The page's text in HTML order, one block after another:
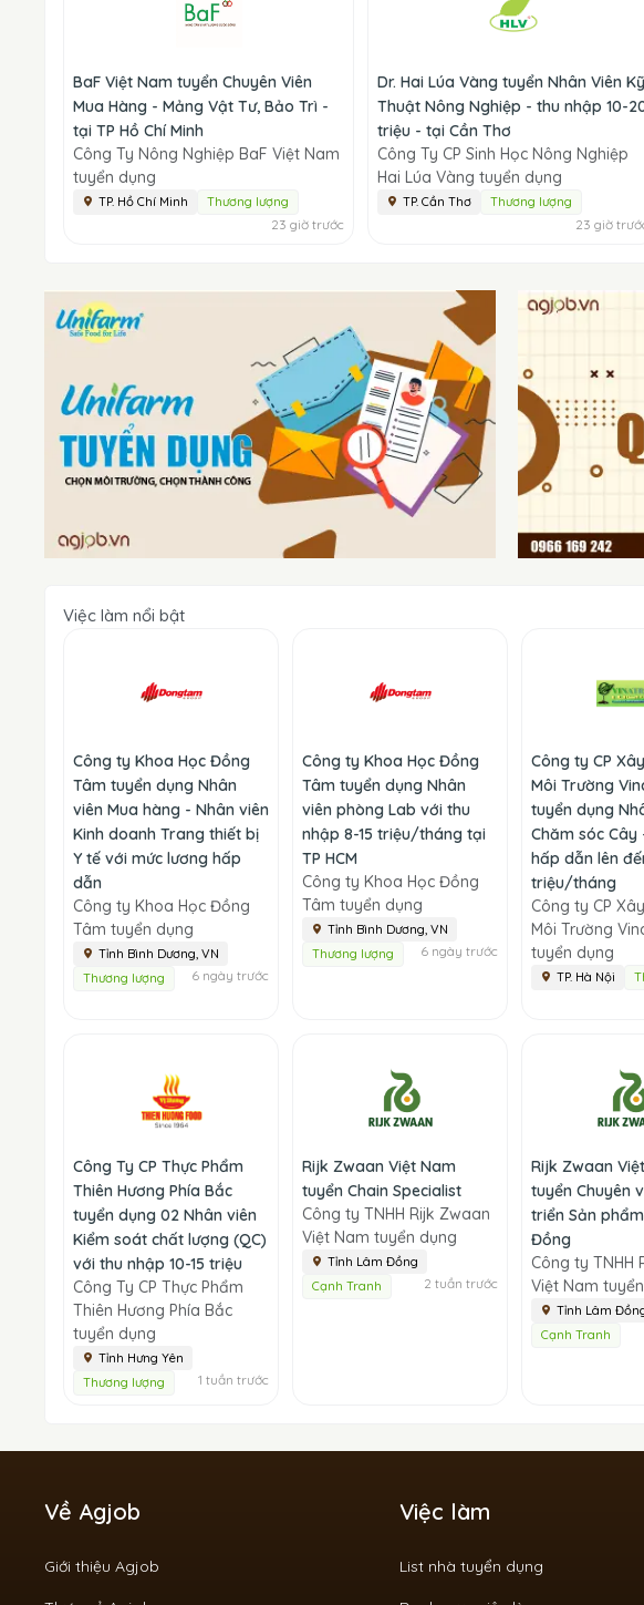
BaF Việt Nam tuyển Chuyên Viên
Mua Hàng - Mảng Vật Tư, Bảo Trì -
tại TP Hồ Chí Minh
Công Ty Nông Nghiệp BaF Việt Nam
tuyển dụng
TP. Hồ Chí Minh Thương lượng
23 giờ trước
Dr. Hai Lúa Vàng tuyển Nhân Viên Kỹ
Thuật Nông Nghiệp - thu nhập 10-
triệu - tại Cần Thơ
Công Ty CP Sinh Học Nông Nghiệp
Hai Lúa Vàng tuyển dụng
TP. Cần Thơ Thương lượng
23 giờ
Việc làm nổi bật
Công ty Khoa Học Đồng
Tâm tuyển dụng Nhân
viên Mua hàng - Nhân viên
Kinh doanh Trang thiết bị
Y tế với mức lương hấp
dẫn
Công ty Khoa Học Đồng
Tâm tuyển dụng
Tỉnh Bình Dương, VN
Thương lượng
6 ngày trước
Công ty Khoa Học Đồng
Tâm tuyển dụng Nhân
viên phòng Lab với thu
nhập 8-15 triệu/tháng tại
TP HCM
Công ty Khoa Học Đồng
Tâm tuyển dụng
Tỉnh Bình Dương, VN
Thương lượng
6 ngày trước
Công ty CP
Môi Trường
tuyển dụng
Chăm sóc Cây
hấp dẫn lên
triệu/tháng
Công ty CP
Môi Trường
tuyển dụng
TP. Hà Nội
Công Ty CP Thực Phẩm
Thiên Hương Phía Bắc
tuyển dụng 02 Nhân viên
Kiểm soát chất lượng (QC)
với thu nhập 10-15 triệu
Công Ty CP Thực Phẩm
Thiên Hương Phía Bắc
tuyển dụng
Tỉnh Hưng Yên
Thương lượng
1 tuần trước
Rijk Zwaan Việt Nam
tuyển Chain Specialist
Công ty TNHH Rijk Zwaan
Việt Nam tuyển dụng
Tỉnh Lâm Đồng
Cạnh Tranh
2 tuần trước
Rijk Zwaan
tuyển Chuyên
triển Sản
Đồng
Công ty TNHH
Việt Nam
Tỉnh Lâm
Cạnh Tranh
Về Agjob
Giới thiệu Agjob
Việc làm
List nhà tuyển dụng